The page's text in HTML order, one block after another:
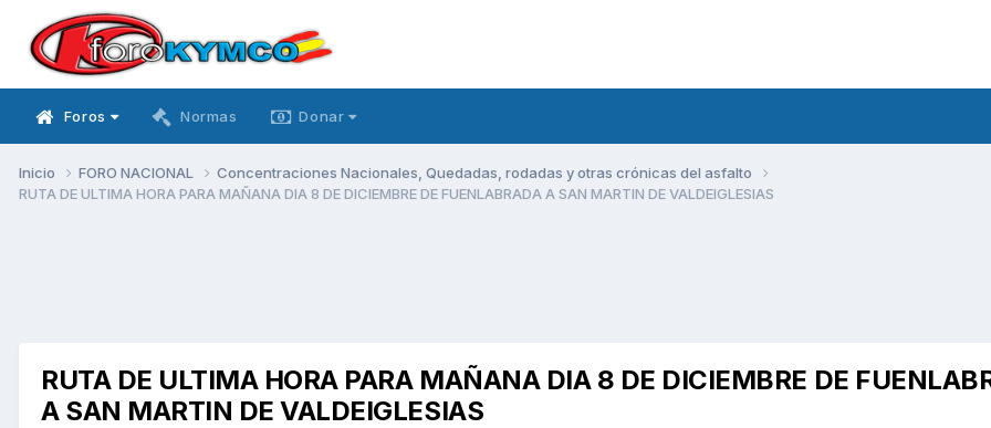
Foros Normas Donar
Inicio FORO NACIONAL
Concentraciones Nacionales, Quedadas, rodadas y otras crónicas del asfalto
RUTA DE ULTIMA HORA PARA MAÑANA DIA 8 DE DICIEMBRE DE FUENLABRADA A SAN MARTIN DE VALDEIGLESIAS
RUTA DE ULTIMA HORA PARA MAÑANA DIA 8 DE DICIEMBRE DE
A SAN MARTIN DE VALDEIGLESIAS